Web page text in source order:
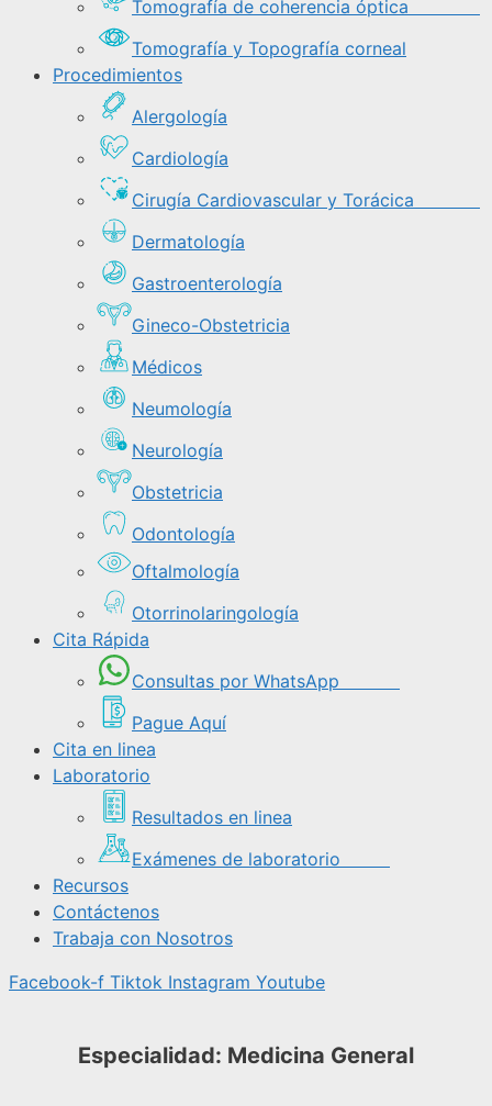
Tomografía de coherencia óptica
Tomografía y Topografía corneal
Procedimientos
Alergología
Cardiología
Cirugía Cardiovascular y Torácica
Dermatología
Gastroenterología
Gineco-Obstetricia
Médicos
Neumología
Neurología
Obstetricia
Odontología
Oftalmología
Otorrinolaringología
Cita Rápida
Consultas por WhatsApp
Pague Aquí
Cita en linea
Laboratorio
Resultados en linea
Exámenes de laboratorio
Recursos
Contáctenos
Trabaja con Nosotros
Facebook-f Tiktok Instagram Youtube
Especialidad: Medicina General